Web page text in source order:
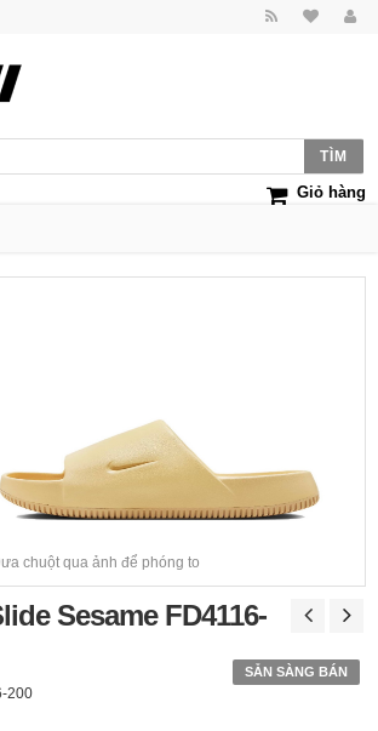
Giỏ hàng
chuột qua ảnh để phóng to
Sesame FD4116-
SẴN SÀNG BÁN
200